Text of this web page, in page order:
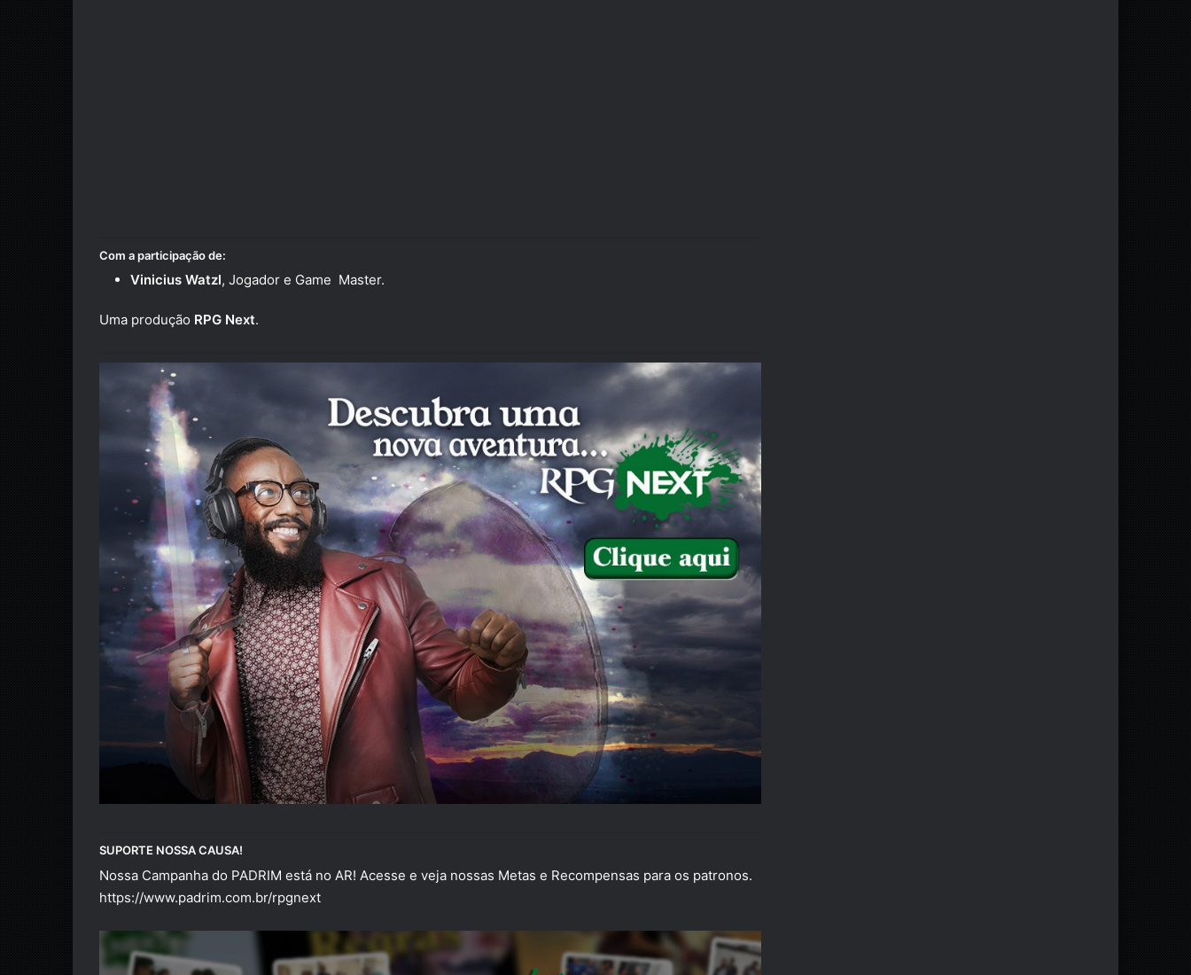
Com a participação de:
Vinicius Watzl, Jogador e Game Master.
Uma produção RPG Next.
SUPORTE NOSSA CAUSA!
Nossa Campanha do PADRIM está no AR! Acesse e veja nossas Metas e Recompensas para os patronos.
https://www.padrim.com.br/rpgnext